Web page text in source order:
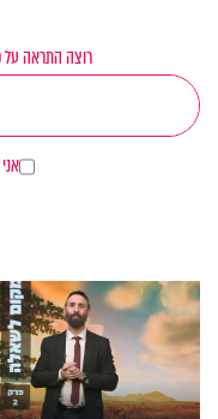
רוצה התראה על